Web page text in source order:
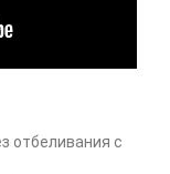
отбеливания с